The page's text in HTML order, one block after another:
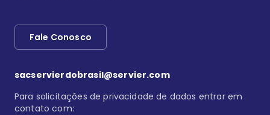
Fale Conosco
sacservierdobrasil@servier.com
Para solicitações de privacidade de dados entrar em
contato com: